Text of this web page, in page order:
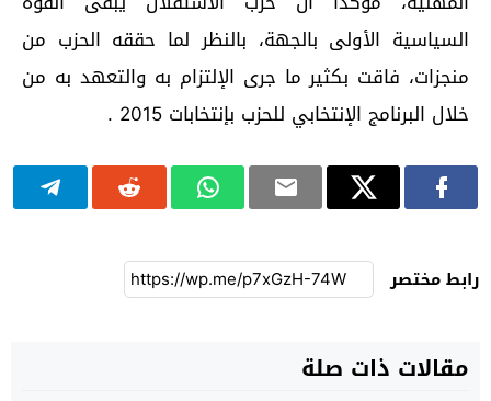
السياسية الأولى بالجهة، بالنظر لما حققه الحزب من
منجزات، فاقت بكثير ما جرى الإلتزام به والتعهد به من
خلال البرنامج الإنتخابي للحزب بإنتخابات 2015 .
رابط مختصر
مقالات ذات صلة